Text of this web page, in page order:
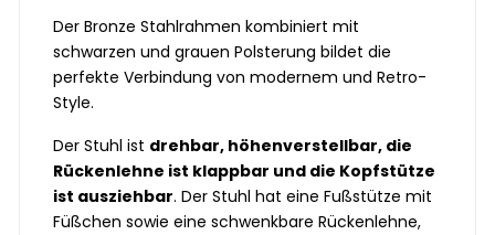
Der Bronze Stahlrahmen kombiniert mit
schwarzen und grauen Polsterung bildet die
perfekte Verbindung von modernem und Retro-
Style.
Der Stuhl ist drehbar, höhenverstellbar, die
Rückenlehne ist klappbar und die Kopfstütze
ist ausziehbar. Der Stuhl hat eine Fußstütze mit
Füßchen sowie eine schwenkbare Rückenlehne,